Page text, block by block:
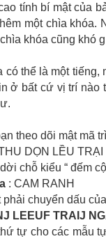
tính bí mật của
một chìa khóa.
khóa cũng khó
có thể là một tiếng,
ở bất cứ vị trí nào
theo dõi mật mã
DỌN LỀU
chỗ kiểu “ đếm
: CAM RANH
chuyển dấu
LEEUF TRAIJ
tự cho các mẫu